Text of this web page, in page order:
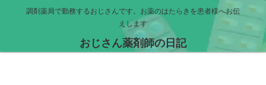
調剤薬局で勤務するおじさんです。お薬のはたらきを患者様へお伝
えします
おじさん薬剤師の日記